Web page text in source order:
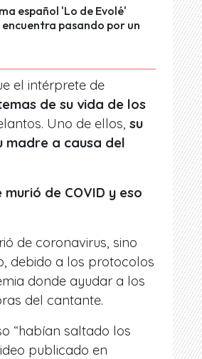
español 'Lo de Evolé'
pasando por un
el intérprete de
de su vida de los
Uno de ellos, su
madre a causa del
de COVID y eso
de coronavirus, sino
debido a los protocolos
donde ayudar a los
del cantante.
“habían saltado los
publicado en